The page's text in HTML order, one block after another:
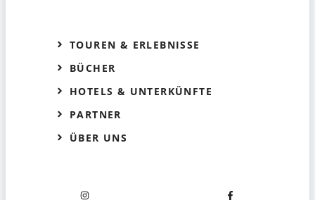
TOUREN & ERLEBNISSE
BÜCHER
HOTELS & UNTERKÜNFTE
PARTNER
ÜBER UNS